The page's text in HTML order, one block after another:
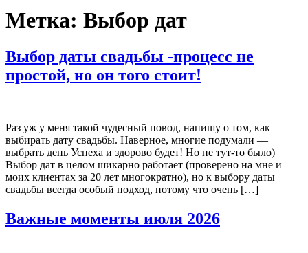
Метка: Выбор дат
Выбор даты свадьбы -процесс не
простой, но он того стоит!
Раз уж у меня такой чудесный повод, напишу о том, как
выбирать дату свадьбы. Наверное, многие подумали —
выбрать день Успеха и здорово будет! Но не тут-то было)
Выбор дат в целом шикарно работает (проверено на мне и
моих клиентах за 20 лет многократно), но к выбору даты
свадьбы всегда особый подход, потому что очень […]
Важные моменты июля 2026